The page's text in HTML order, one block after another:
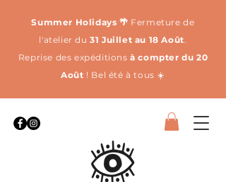
Summer Holidays 🌴 Fermeture de
l'atelier du31 Juillet au 18 Août.
Reprise des expéditions à compter du 20
Août ! Bel été à tous ☀️